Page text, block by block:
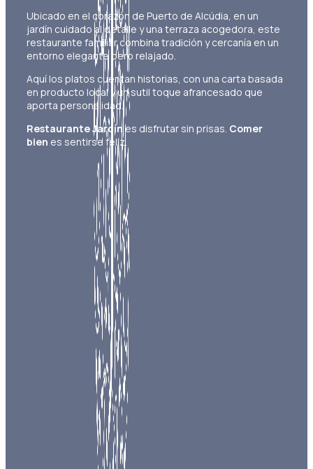
Ubicado en el corazón de Puerto de Alcúdia, en un
jardín cuidado al detalle y una terraza acogedora, este
restaurante familiar combina tradición y cercanía en un
entorno elegante pero relajado.
Aquí los platos cuentan historias, con una carta basada
en producto local y un sutil toque afrancesado que
aporta personalidad.
Restaurante Jardín es disfrutar sin prisas. Comer
bien es sentirse feliz.